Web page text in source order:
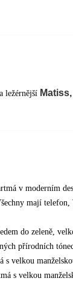
a ležérnější Matiss,
v moderním
mají
do zeleně,
přírodních
s velkou
s velkou